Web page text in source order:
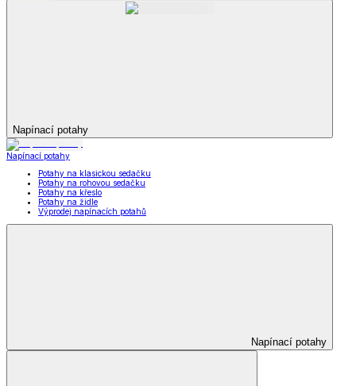
Napínací potahy
Napínací potahy
Potahy na klasickou sedačku
Potahy na rohovou sedačku
Potahy na křeslo
Potahy na židle
Výprodej napínacích potahů
Napínací potahy